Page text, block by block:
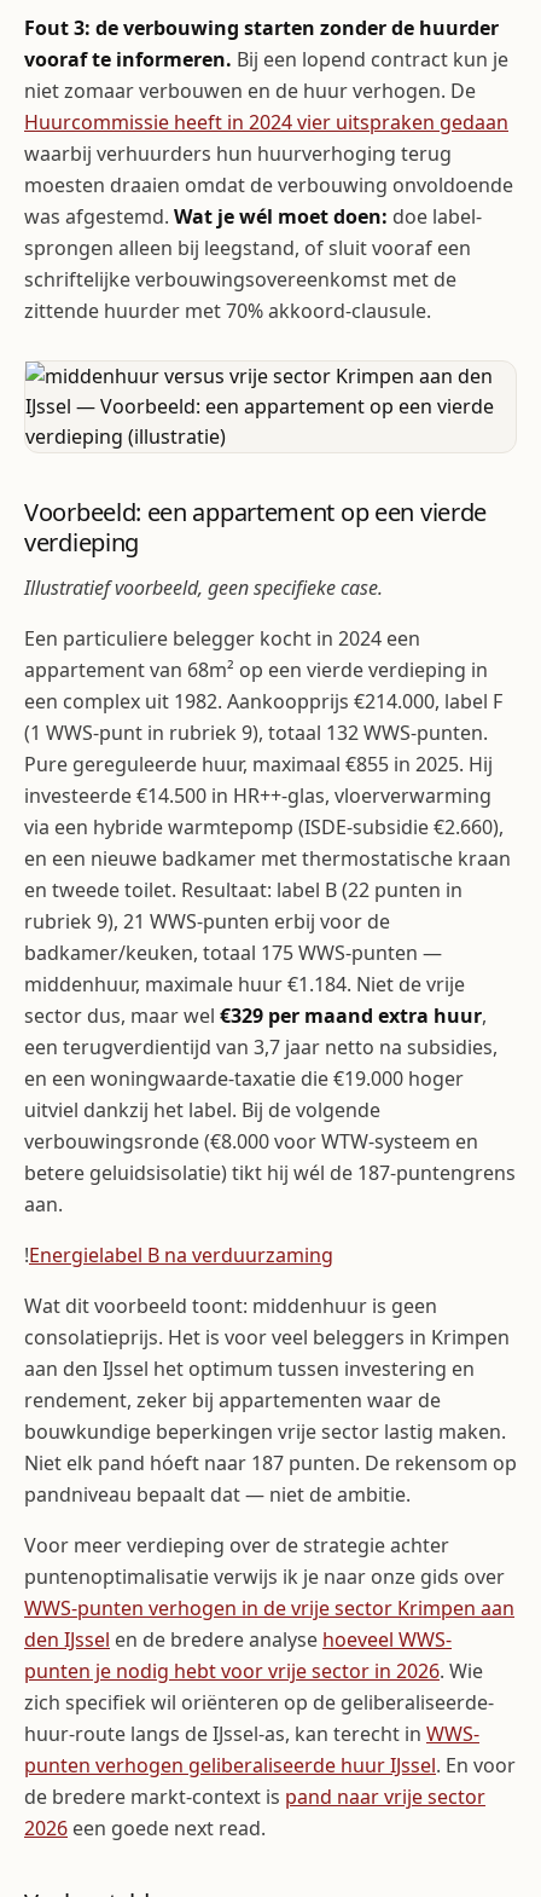
Fout 3: de verbouwing starten zonder de huurder
vooraf te informeren. Bij een lopend contract kun je
niet zomaar verbouwen en de huur verhogen. De
Huurcommissie heeft in 2024 vier uitspraken gedaan
waarbij verhuurders hun huurverhoging terug
moesten draaien omdat de verbouwing onvoldoende
was afgestemd. Wat je wél moet doen: doe label-
sprongen alleen bij leegstand, of sluit vooraf een
schriftelijke verbouwingsovereenkomst met de
zittende huurder met 70% akkoord-clausule.
Voorbeeld: een appartement op een vierde
verdieping
Illustratief voorbeeld, geen specifieke case.
Een particuliere belegger kocht in 2024 een
appartement van 68m² op een vierde verdieping in
een complex uit 1982. Aankoopprijs €214.000, label F
(1 WWS-punt in rubriek 9), totaal 132 WWS-punten.
Pure gereguleerde huur, maximaal €855 in 2025. Hij
investeerde €14.500 in HR++-glas, vloerverwarming
via een hybride warmtepomp (ISDE-subsidie €2.660),
en een nieuwe badkamer met thermostatische kraan
en tweede toilet. Resultaat: label B (22 punten in
rubriek 9), 21 WWS-punten erbij voor de
badkamer/keuken, totaal 175 WWS-punten —
middenhuur, maximale huur €1.184. Niet de vrije
sector dus, maar wel €329 per maand extra huur,
een terugverdientijd van 3,7 jaar netto na subsidies,
en een woningwaarde-taxatie die €19.000 hoger
uitviel dankzij het label. Bij de volgende
verbouwingsronde (€8.000 voor WTW-systeem en
betere geluidsisolatie) tikt hij wél de 187-puntengrens
aan.
!Energielabel B na verduurzaming
Wat dit voorbeeld toont: middenhuur is geen
consolatieprijs. Het is voor veel beleggers in Krimpen
aan den IJssel het optimum tussen investering en
rendement, zeker bij appartementen waar de
bouwkundige beperkingen vrije sector lastig maken.
Niet elk pand hóeft naar 187 punten. De rekensom op
pandniveau bepaalt dat — niet de ambitie.
Voor meer verdieping over de strategie achter
puntenoptimalisatie verwijs ik je naar onze gids over
WWS-punten verhogen in de vrije sector Krimpen aan
den IJssel en de bredere analyse hoeveel WWS-
punten je nodig hebt voor vrije sector in 2026. Wie
zich specifiek wil oriënteren op de geliberaliseerde-
huur-route langs de IJssel-as, kan terecht in WWS-
punten verhogen geliberaliseerde huur IJssel. En voor
de bredere markt-context is pand naar vrije sector
2026 een goede next read.